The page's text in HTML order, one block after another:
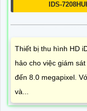
IDS-
Thiết bị thu hình HD
hảo cho việc giám
đến 8.0 megapixel.
và...